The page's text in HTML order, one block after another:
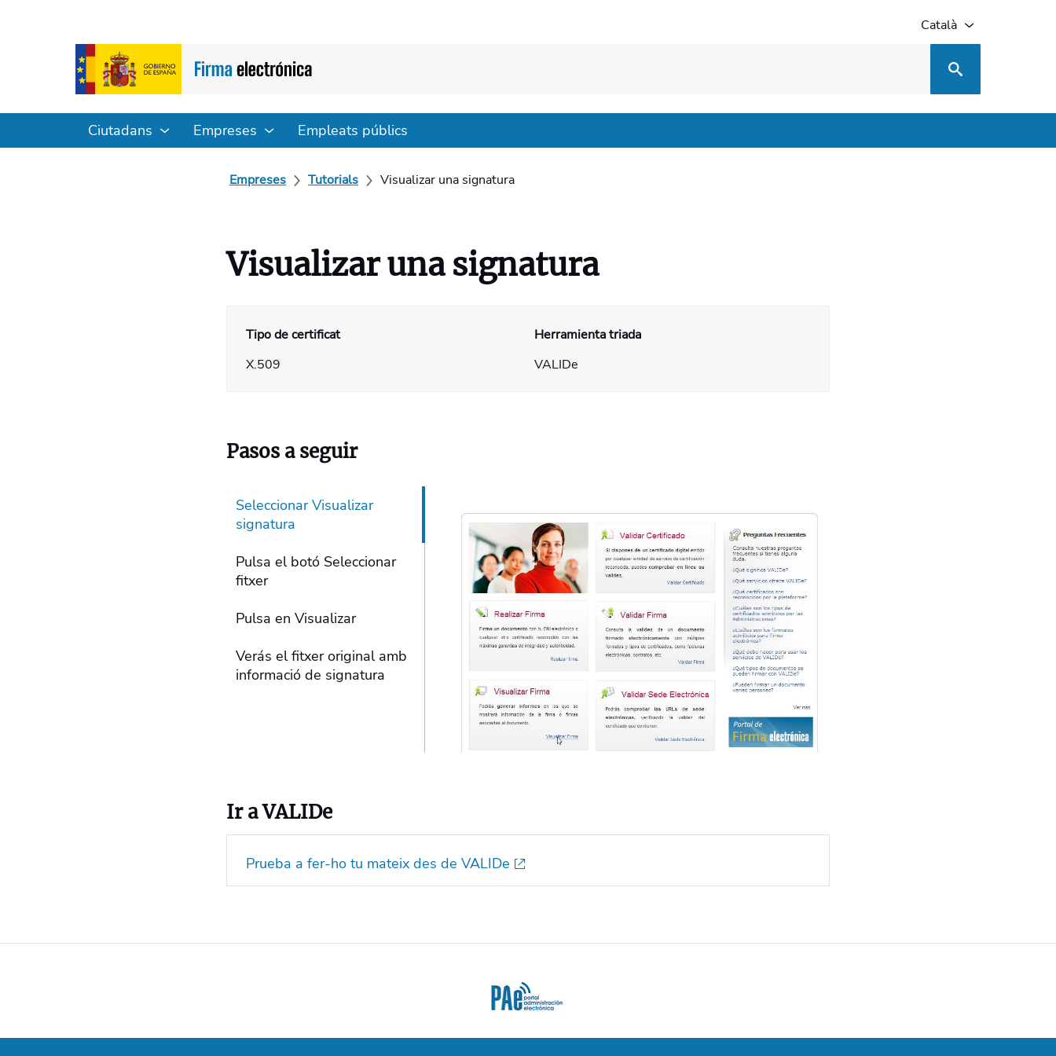
Català
Ciutadans Empreses Empleats públics
Empreses Tutorials Visualizar una signatura
Visualizar una signatura
Tipo de certificat
X.509
Herramienta triada
VALIDe
Pasos a seguir
Seleccionar Visualizar
signatura
Pulsa el botó Seleccionar
fitxer
Pulsa en Visualizar
Verás el fitxer original amb
informació de signatura
Ir a VALIDe
Prueba a fer-ho tu mateix des de VALIDe